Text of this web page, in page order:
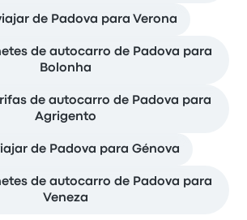
de Padova para Verona
de autocarro de Padova para
Bolonha
de autocarro de Padova para
Agrigento
de Padova para Génova
de autocarro de Padova para
Veneza